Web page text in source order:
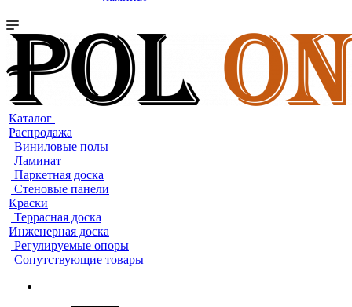
Каталог
Распродажа
Виниловые полы
Ламинат
Паркетная доска
Стеновые панели
Краски
Террасная доска
Инженерная доска
Регулируемые опоры
Сопутствующие товары